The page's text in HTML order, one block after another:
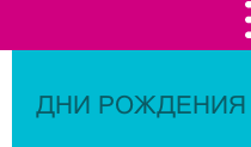
ДНИ РОЖДЕНИЯ